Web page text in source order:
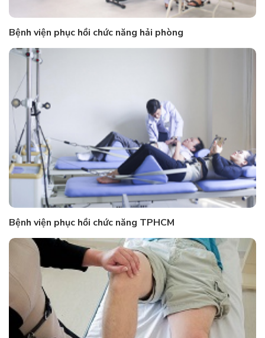
Bệnh viện phục hồi chức năng hải phòng
Bệnh viện phục hồi chức năng TPHCM